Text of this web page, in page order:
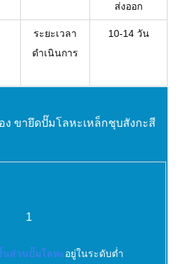
ส่งออก
ระยะเวลา
ดำเนินการ
10-14 วัน
ง ขายึดปั๊มโลหะเหล็กชุบสังกะสี
1
นส่วนปั๊มโลหะอยู่ในระดับต่ำ